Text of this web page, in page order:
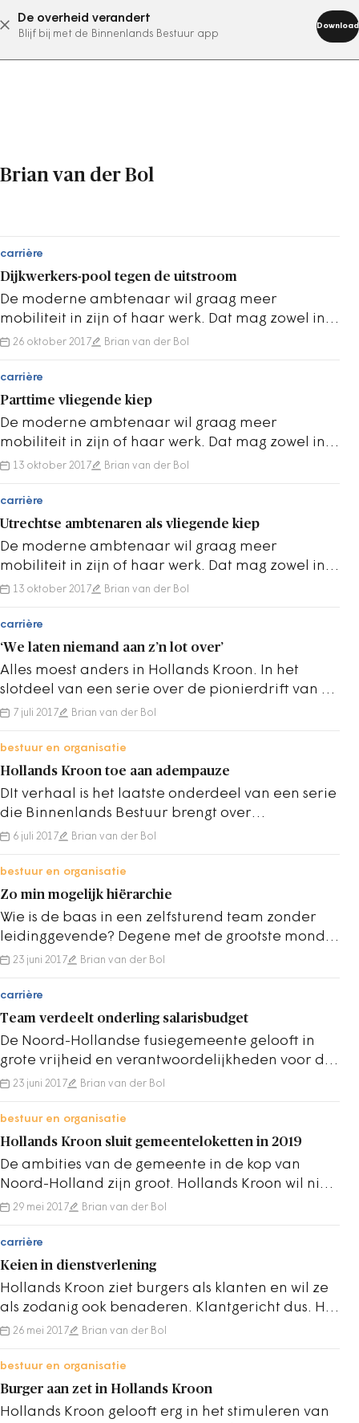
De overheid verandert
Blijf bij met de Binnenlands Bestuur app
Download
abonneer nu
Brian van der Bol
carrière
Dijkwerkers-pool tegen de uitstroom
De moderne ambtenaar wil graag meer
mobiliteit in zijn of haar werk. Dat mag zowel in
of buiten de eigen organisatie. Een serie over
26 oktober 2017 Brian van der Bol
carrière
Parttime vliegende kiep
De moderne ambtenaar wil graag meer
mobiliteit in zijn of haar werk. Dat mag zowel in
of buiten de eigen organisatie zijn. Een serie
13 oktober 2017 Brian van der Bol
carrière
Utrechtse ambtenaren als vliegende kiep
De moderne ambtenaar wil graag meer
mobiliteit in zijn of haar werk. Dat mag zowel in
of buiten de eigen organisatie zijn. Een serie
13 oktober 2017 Brian van der Bol
carrière
‘We laten niemand aan z’n lot over’
Alles moest anders in Hollands Kroon. In het
slotdeel van een serie over de pionierdrift van de
Noord-Hollandse gemeente reageren…
7 juli 2017 Brian van der Bol
bestuur en organisatie
Hollands Kroon toe aan adempauze
DIt verhaal is het laatste onderdeel van een serie
die Binnenlands Bestuur brengt over
veranderingen die gemeenten ondergaan,
6 juli 2017 Brian van der Bol
bestuur en organisatie
Zo min mogelijk hiërarchie
Wie is de baas in een zelfsturend team zonder
leidinggevende? Degene met de grootste mond?
Hollands Kroon erkent dat er binnen sommige…
23 juni 2017 Brian van der Bol
carrière
Team verdeelt onderling salarisbudget
De Noord-Hollandse fusiegemeente gelooft in
grote vrijheid en verantwoordelijkheden voor de
medewerkers en streeft naar zo min…
23 juni 2017 Brian van der Bol
bestuur en organisatie
Hollands Kroon sluit gemeenteloketten in 2019
De ambities van de gemeente in de kop van
Noord-Holland zijn groot. Hollands Kroon wil niet
alleen de slimste en meeste innovatieve…
29 mei 2017 Brian van der Bol
carrière
Keien in dienstverlening
Hollands Kroon ziet burgers als klanten en wil ze
als zodanig ook benaderen. Klantgericht dus. Het
paspoort wordt bijvoorbeeld gewoon thuis…
26 mei 2017 Brian van der Bol
bestuur en organisatie
Burger aan zet in Hollands Kroon
Hollands Kroon gelooft erg in het stimuleren van